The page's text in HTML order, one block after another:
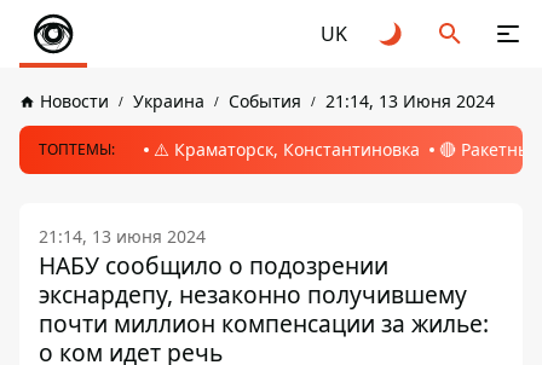
UK
Новости Украина События 21:14, 13 Июня 2024
ТОПТЕМЫ: ⚠️ Краматорск, Константиновка 🔴
21:14, 13 июня 2024
НАБУ сообщило о подозрении
экснардепу, незаконно получившему
почти миллион компенсации за жилье:
о ком идет речь